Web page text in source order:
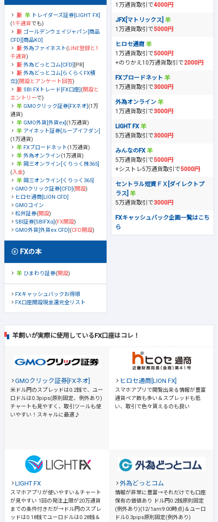
トレイダーズ証券[LIGHT FX]
(1千通貨でも)
ゴールデンウェイジャパン[商品
CFD][商品KO]
外為ファイネスト(LINE登録と1
千通貨)
外為どっとコム[CFD] [PR]
外為どっとコム[らくらくFX積
立] (開設とアンケート回答)
SBI FXトレード[FX口座] (開設と
エントリーで)
GMOクリック証券[FXネオ] (1万
通貨)
GMO外貨[外貨ex] (1万通貨)
アイネット証券[ループイフダン]
(1万通貨)
FXブロードネット(1万通貨)
外為オンライン(1万通貨)
岡三オンライン[くりっく株365]
(入金)
岡三オンライン[くりっく365]
GMOクリック証券[CFD] (開設)
ヒロセ通商[LION CFD]
GMOコイン
松井証券(開設)
SBI証券[SBIFXα] (FX開設)
GMO外貨[外貨ex CFD] (CFD開設)
FXの本
ひまわり証券(開設)
FXキャッシュバックお得順
FX口座開設現金還元全リスト
1万通貨取引で4000円
JFX[マトリックス]
1万通貨取引で5000円
ヒロセ通商
1万通貨取引で5000円
+のりかえ10万通貨取引で2000円
FXブロードネット
1万通貨取引で3000円
外為オンライン
1万通貨取引で3000円
LIGHT FX
5万通貨取引で3000円
みんなのFX
5万通貨取引で5000円
+シストレ5万通貨取引で5000円
セントラル短資ＦＸ[ダイレクトプ
ラス]
5万通貨取引で3000円
FXキャッシュバック企画一覧はこち
ら
羊飼いが実際に使用しているFX口座はコレ！
GMOクリック証券[FXネオ]
米ドル円のスプレッドは0.2銭で、ユー
ロドルは0.3pips(原則固定、例外あり)
チャートも見やすく、取引ツールも使
いやすい！スキャルに最適♪
ヒロセ通商[LION FX]
スマホアプリで閲覧出来る情報が豊富
通貨ペア数も多い＆スプレッドも低
い、取引で色々貰えるのも良い
LIGHT FX
スマホアプリが使いやすい＆チャート
が見やすい 1回の発注上限が20万通貨
までの条件付きだが→ドル円のスプレ
ッドは0.18銭でユーロドルは0.28銭＆
外為どっとコム
情報が非常に豊富→それだけでも口座
保有の価値あり
ドル円0.2銭原則固定
(例外あり)(12/1am9:00時点)＆ユーロ
ドル0.3pips原則固定(例外あり)